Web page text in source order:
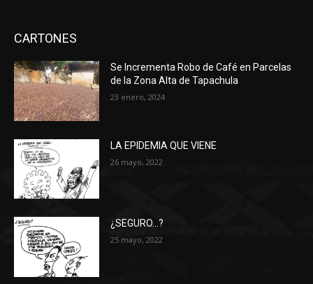
CARTONES
Se Incrementa Robo de Café en Parcelas
de la Zona Alta de Tapachula
23 enero, 2024
LA EPIDEMIA QUE VIENE
26 mayo, 2022
¿SEGURO…?
25 mayo, 2022